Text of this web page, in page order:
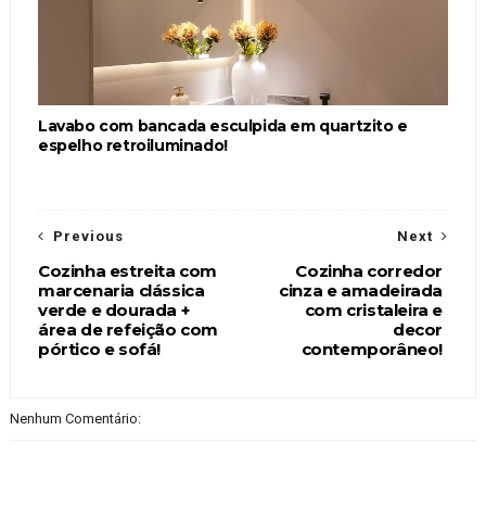
Lavabo com bancada esculpida em quartzito e
espelho retroiluminado!
Next
Cozinha corredor
cinza e amadeirada
com cristaleira e
decor
contemporâneo!
Previous
Cozinha estreita com
marcenaria clássica
verde e dourada +
área de refeição com
pórtico e sofá!
Nenhum Comentário: